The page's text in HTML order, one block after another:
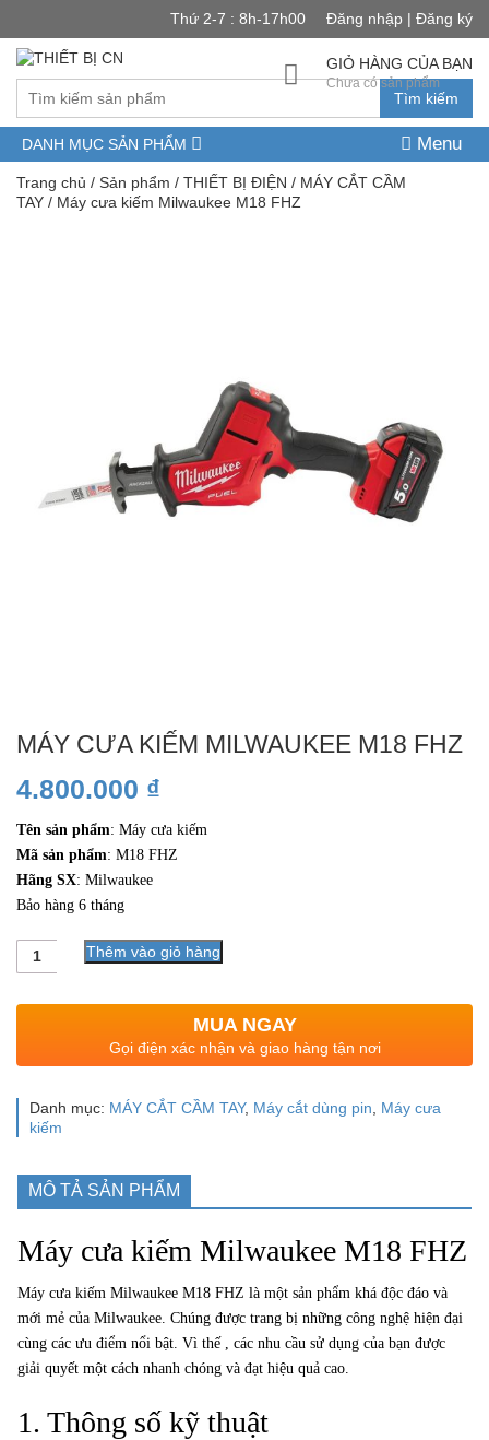
Thứ 2-7 : 8h-17h00 Đăng nhập | Đăng ký
Tìm kiếm
GIỎ HÀNG CỦA BẠN
Chưa có sản phẩm
DANH MỤC SẢN PHẨM Menu
Trang chủ / Sản phẩm / THIẾT BỊ ĐIỆN / MÁY CẮT CẦM
TAY / Máy cưa kiếm Milwaukee M18 FHZ
MÁY CƯA KIẾM MILWAUKEE M18 FHZ
4.800.000 ₫
Tên sản phẩm: Máy cưa kiếm
Mã sản phẩm: M18 FHZ
Hãng SX: Milwaukee
Bảo hàng 6 tháng
Số
Thêm vào giỏ hàng
MUA NGAY
Gọi điện xác nhận và giao hàng tận nơi
Danh mục: MÁY CẮT CẦM TAY, Máy cắt dùng pin
Máy cưa
kiếm
MÔ TẢ SẢN PHẨM
Máy cưa kiếm Milwaukee M18 FHZ
Máy cưa kiếm Milwaukee M18 FHZ là một sản phẩm khá độc đáo và
mới mẻ của Milwaukee. Chúng được trang bị những công nghệ hiện đại
cùng các ưu điểm nổi bật. Vì thế , các nhu cầu sử dụng của bạn được
giải quyết một cách nhanh chóng và đạt hiệu quả cao.
1. Thông số kỹ thuật